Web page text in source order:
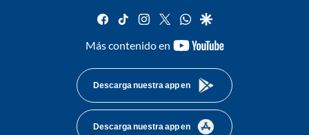
facebook
tiktok instagram
twitterwhatsapp
google
Más contenido en
youtube-
Descarga nuestra app en
Descarga nuestra app en